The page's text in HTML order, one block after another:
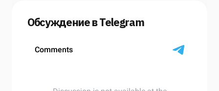
Обсуждение в Telegram